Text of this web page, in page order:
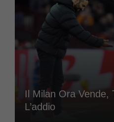
Il Milan Ora Vende,
L’addio